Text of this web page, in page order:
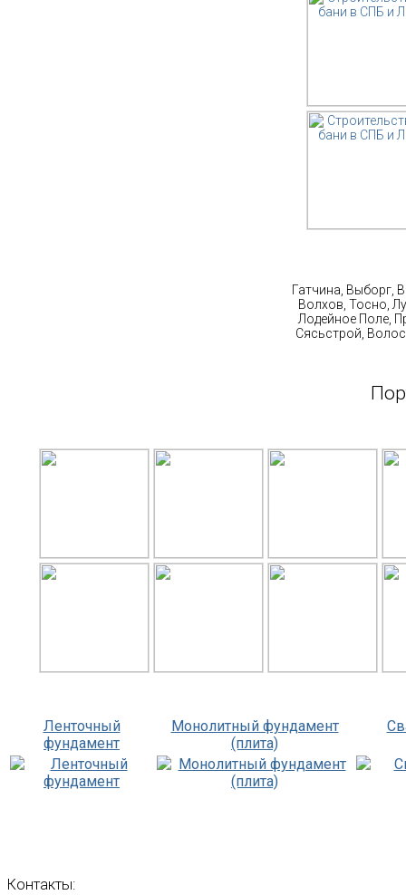
Гатчина, Выборг,
Волхов, Тосно,
Лодейное Поле,
Сясьстрой,
Ленточный
фундамент
Монолитный фундамент
(плита)
Контакты: